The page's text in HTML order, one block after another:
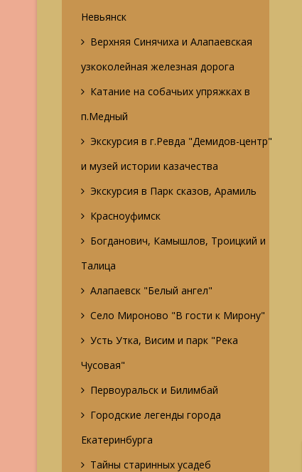
Невьянск
Верхняя Синячиха и Алапаевская
узкоколейная железная дорога
Катание на собачьих упряжках в
п.Медный
Экскурсия в г.Ревда "Демидов-центр"
и музей истории казачества
Экскурсия в Парк сказов, Арамиль
Красноуфимск
Богданович, Камышлов, Троицкий и
Талица
Алапаевск "Белый ангел"
Село Мироново "В гости к Мирону"
Усть Утка, Висим и парк "Река
Чусовая"
Первоуральск и Билимбай
Городские легенды города
Екатеринбурга
Тайны старинных усадеб